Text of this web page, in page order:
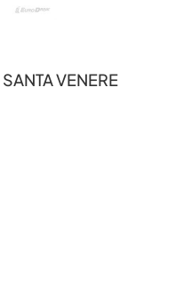
VENERE